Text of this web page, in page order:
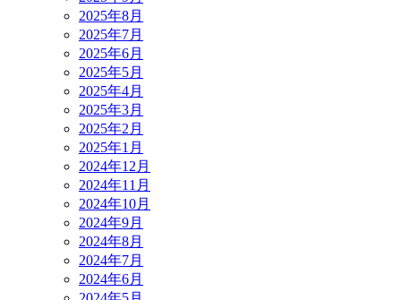
2025年8月
2025年7月
2025年6月
2025年5月
2025年4月
2025年3月
2025年2月
2025年1月
2024年12月
2024年11月
2024年10月
2024年9月
2024年8月
2024年7月
2024年6月